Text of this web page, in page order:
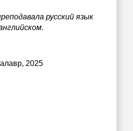
русский язык
2025